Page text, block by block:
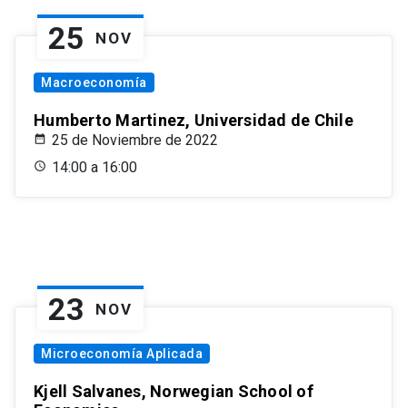
25 NOV
Macroeconomía
Humberto Martinez, Universidad de Chile
25 de Noviembre de 2022
14:00 a 16:00
23 NOV
Microeconomía Aplicada
Kjell Salvanes, Norwegian School of